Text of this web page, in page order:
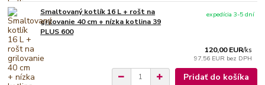
Smaltovaný kotlík 16 L + rošt na
grilovanie 40 cm + nízka kotlina 39
PLUS 600
120,00 EUR/ks
97,56 EUR bez DPH
expedícia 3-5 dní
Pridať do košíka